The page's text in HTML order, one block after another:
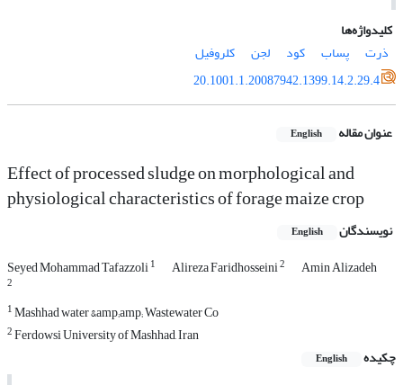
کلیدواژه‌ها
ذرت
پساب کود لجن
کلروفیل
20.1001.1.20087942.1399.14.2.29.4
عنوان مقاله English
Effect of processed sludge on morphological and
physiological characteristics of forage maize crop
نویسندگان English
Seyed Mohammad Tafazzoli1 Alireza Faridhosseini2 Amin Alizadeh
2
1Mashhad water &amp;amp; Wastewater Co
2Ferdowsi University of Mashhad, Iran
چکیده
English